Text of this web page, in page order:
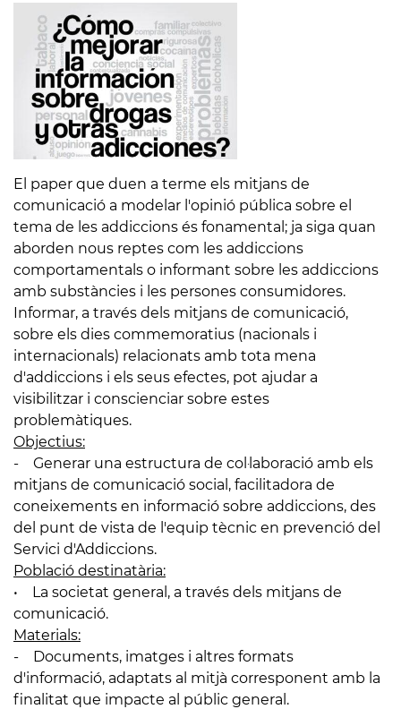
El paper que duen a terme els mitjans de
comunicació a modelar l'opinió pública sobre el
tema de les addiccions és fonamental; ja siga quan
aborden nous reptes com les addiccions
comportamentals o informant sobre les addiccions
amb substàncies i les persones consumidores.
Informar, a través dels mitjans de comunicació,
sobre els dies commemoratius (nacionals i
internacionals) relacionats amb tota mena
d'addiccions i els seus efectes, pot ajudar a
visibilitzar i conscienciar sobre estes
problemàtiques.
Objectius:
- Generar una estructura de col·laboració amb els
mitjans de comunicació social, facilitadora de
coneixements en informació sobre addiccions, des
del punt de vista de l'equip tècnic en prevenció del
Servici d'Addiccions.
Població destinatària:
• La societat general, a través dels mitjans de
comunicació.
Materials:
- Documents, imatges i altres formats
d'informació, adaptats al mitjà corresponent amb la
finalitat que impacte al públic general.